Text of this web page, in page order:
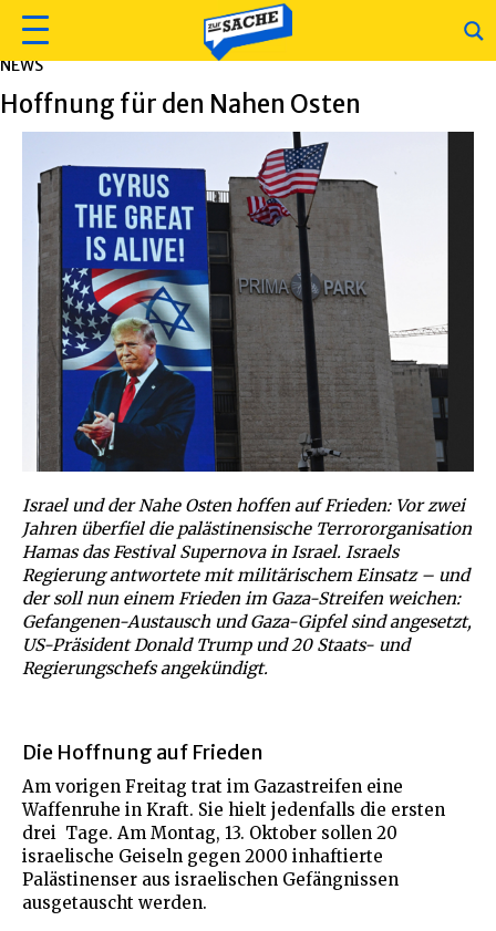
NEWS
Hoffnung für den Nahen Osten
Israel und der Nahe Osten hoffen auf Frieden: Vor zwei
Jahren überfiel die palästinensische Terrororganisation
Hamas das Festival Supernova in Israel. Israels
Regierung antwortete mit militärischem Einsatz – und
der soll nun einem Frieden im Gaza-Streifen weichen:
Gefangenen-Austausch und Gaza-Gipfel sind angesetzt,
US-Präsident Donald Trump und 20 Staats- und
Regierungschefs angekündigt.
Die Hoffnung auf Frieden
Am vorigen Freitag trat im Gazastreifen eine
Waffenruhe in Kraft. Sie hielt jedenfalls die ersten
drei Tage. Am Montag, 13. Oktober sollen 20
israelische Geiseln gegen 2000 inhaftierte
Palästinenser aus israelischen Gefängnissen
ausgetauscht werden.